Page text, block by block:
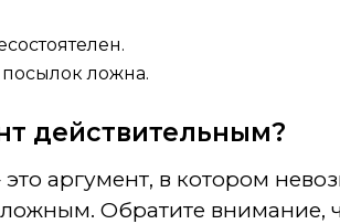
посылок ложна.
действительным?
это аргумент, в котором
Обратите внимание,